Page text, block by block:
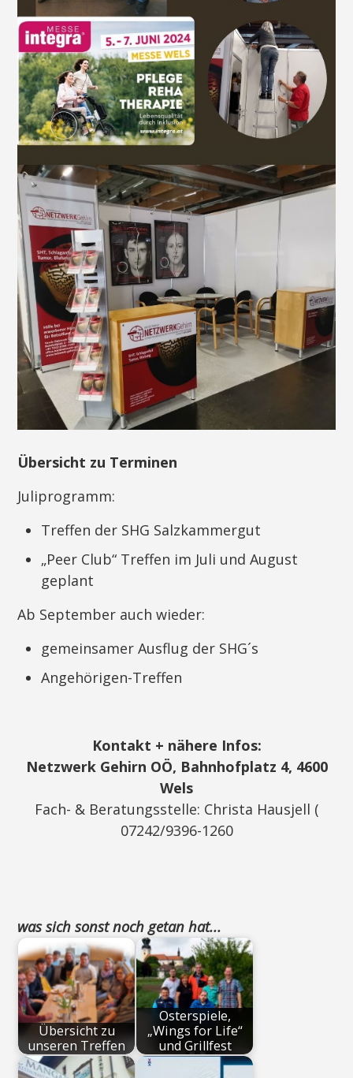
Übersicht zu Terminen
Juliprogramm:
Treffen der SHG Salzkammergut
„Peer Club“ Treffen im Juli und August
geplant
Ab September auch wieder:
gemeinsamer Ausflug der SHG´s
Angehörigen-Treffen
Kontakt + nähere Infos:
Netzwerk Gehirn OÖ, Bahnhofplatz 4, 4600
Wels
Fach- & Beratungsstelle: Christa Hausjell (
07242/9396-1260
was sich sonst noch getan hat...
Übersicht zu
unseren Treffen
Osterspiele,
„Wings for Life“
und Grillfest